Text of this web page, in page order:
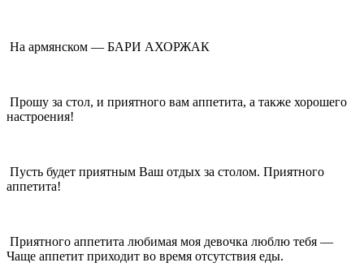
На армянском — БАРИ АХОРЖАК
Прошу за стол, и приятного вам аппетита, а также хорошего
настроения!
Пусть будет приятным Ваш отдых за столом. Приятного
аппетита!
Приятного аппетита любимая моя девочка люблю тебя —
Чаще аппетит приходит во время отсутствия еды.